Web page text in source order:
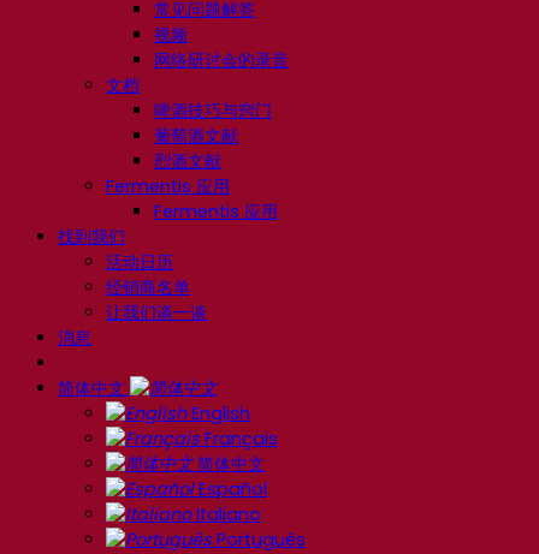
常见问题解答
视频
网络研讨会的录音
文档
啤酒技巧与窍门
葡萄酒文献
烈酒文献
Fermentis 应用
Fermentis 应用
找到我们
活动日历
经销商名单
让我们谈一谈
消息
简体中文
English
Français
简体中文
Español
Italiano
Português